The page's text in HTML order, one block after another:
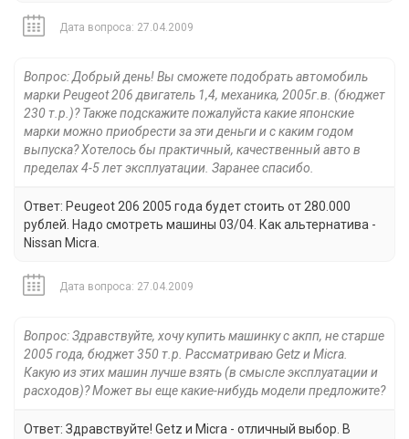
Дата вопроса: 27.04.2009
Вопрос: Добрый день! Вы сможете подобрать автомобиль
марки Peugeot 206 двигатель 1,4, механика, 2005г.в. (бюджет
230 т.р.)? Также подскажите пожалуйста какие японские
марки можно приобрести за эти деньги и с каким годом
выпуска? Хотелось бы практичный, качественный авто в
пределах 4-5 лет эксплуатации. Заранее спасибо.
Ответ: Peugeot 206 2005 года будет стоить от 280.000
рублей. Надо смотреть машины 03/04. Как альтернатива -
Nissan Micra.
Дата вопроса: 27.04.2009
Вопрос: Здравствуйте, хочу купить машинку с акпп, не старше
2005 года, бюджет 350 т.р. Рассматриваю Getz и Micra.
Какую из этих машин лучше взять (в смысле эксплуатации и
расходов)? Может вы еще какие-нибудь модели предложите?
Ответ: Здравствуйте! Getz и Micra - отличный выбор. В